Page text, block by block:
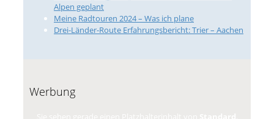
Alpen geplant
Meine Radtouren 2024 – Was ich plane
Drei-Länder-Route Erfahrungsbericht: Trier – Aachen
Werbung